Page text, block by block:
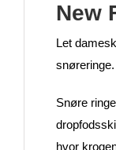
New
Let
snøreringe.
Snøre
hvor